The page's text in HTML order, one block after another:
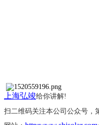
上海弘竣给你讲解!
扫二维码关注本公司公众号，